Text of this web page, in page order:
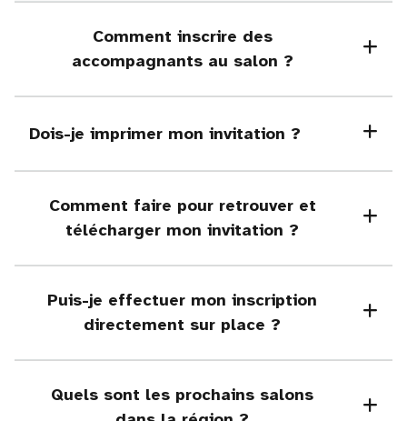
Comment inscrire des
accompagnants au salon ?
Dois-je imprimer mon invitation ?
Comment faire pour retrouver et
télécharger mon invitation ?
Puis-je effectuer mon inscription
directement sur place ?
Quels sont les prochains salons